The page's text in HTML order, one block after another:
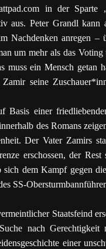
in der
aus. Peter Grandl
Nachdenken anregen –
um mehr als das
muss ein Mensch getan
seine
einer
des Romans
Der Vater Zamirs
erschossen, der
dem Kampf gegen
SS-
Staatsfeind
nach
einer